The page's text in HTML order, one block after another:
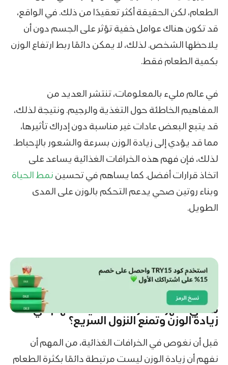
الطعام، لكن الحقيقة أكثر تعقيدًا من ذلك. في الواقع،
قد تكون هناك عوامل خفية تؤثر على الجسم دون أن
يلاحظها الشخص. لذلك، لا يمكن دائمًا ربط ارتفاع الوزن
بكمية الطعام فقط.
في عالم مليء بالمعلومات، تنتشر العديد من
المفاهيم الخاطئة حول التغذية والرجيم. ونتيجة لذلك،
قد يتبع البعض عادات غير مناسبة دون إدراك تأثيرها،
مما قد يؤدي إلى زيادة الوزن بسرعة والشعور بالإحباط.
لذلك، فإن فهم هذه الخرافات الغذائية يساعد على
اتخاذ قرارات أفضل. كما يساهم في تحسين نمط الحياة
وبناء روتين صحي يدعم التحكم بالوزن على المدى
الطويل.
ما هي أشهر 10 خرافات غذائية تسهُم في
زيادة الوزن وتمنع النزول السريع؟
قبل أن نغوص في الخرافات الغذائية، من المهم أن
نفهم أن زيادة الوزن ليست مرتبطة دائمًا بكثرة الطعام